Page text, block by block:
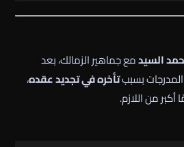
السيدمع جماهير الزمالك، بعد
بسببتأخره في تجديد عقده،
من اللازم.